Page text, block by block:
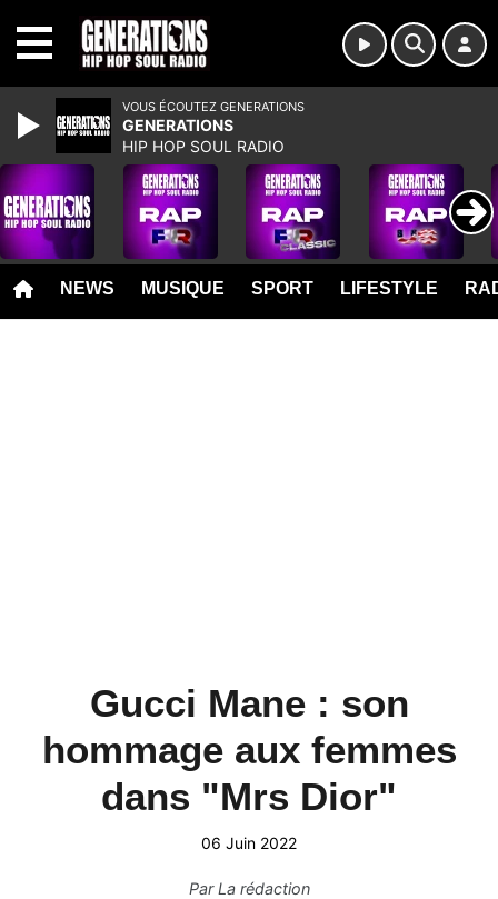
NEWS MUSIQUE SPORT LIFESTYLE
Gucci Mane : son
hommage aux femmes
dans "Mrs Dior"
06 Juin 2022
ParLa rédaction
VOUS ÉCOUTEZ GENERATIONS
GENERATIONS
HIP HOP SOUL RADIO